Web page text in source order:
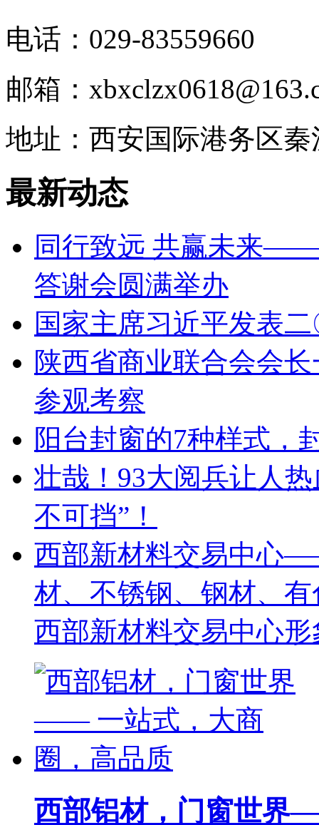
电话：029-83559660
邮箱：
地址：西安国际港务区秦
最新动态
同行致远 共赢未来
答谢会圆满举办
国家主席习近平发表
陕西省商业联合会会
参观考察
阳台封窗的7种样式，
壮哉！93大阅兵让人
不可挡”！
西部新材料交易中心
材、不锈钢、钢材、
西部新材料交易中心
西部铝材，门窗世界